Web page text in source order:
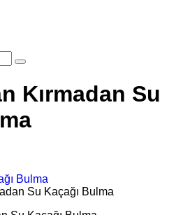
Kırmadan Su
Bulma
Su Kaçağı Bulma